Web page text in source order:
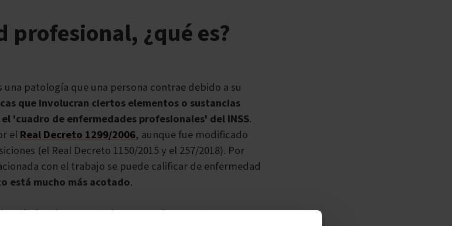
profesional, ¿qué es?
una patología que una persona contrae debido a su
que involucran ciertos elementos o sustancias
'cuadro de enfermedades profesionales' del INSS.
el Real Decreto 1299/2006, aunque fue modificado
(el Real Decreto 1150/2015 y el 257/2018). Por
con el trabajo se puede calificar de enfermedad
está mucho más acotado.
profesional se caracteriza por conjugar cuatro